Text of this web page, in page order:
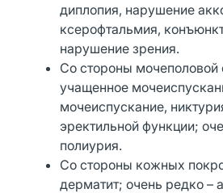
диплопия, нарушение
ксерофтальмия,
нарушение зрения.
Со стороны мочеполовой
учащенное
мочеиспускание,
эректильной функции;
полиурия.
Со стороны кожных
дерматит; очень редко –